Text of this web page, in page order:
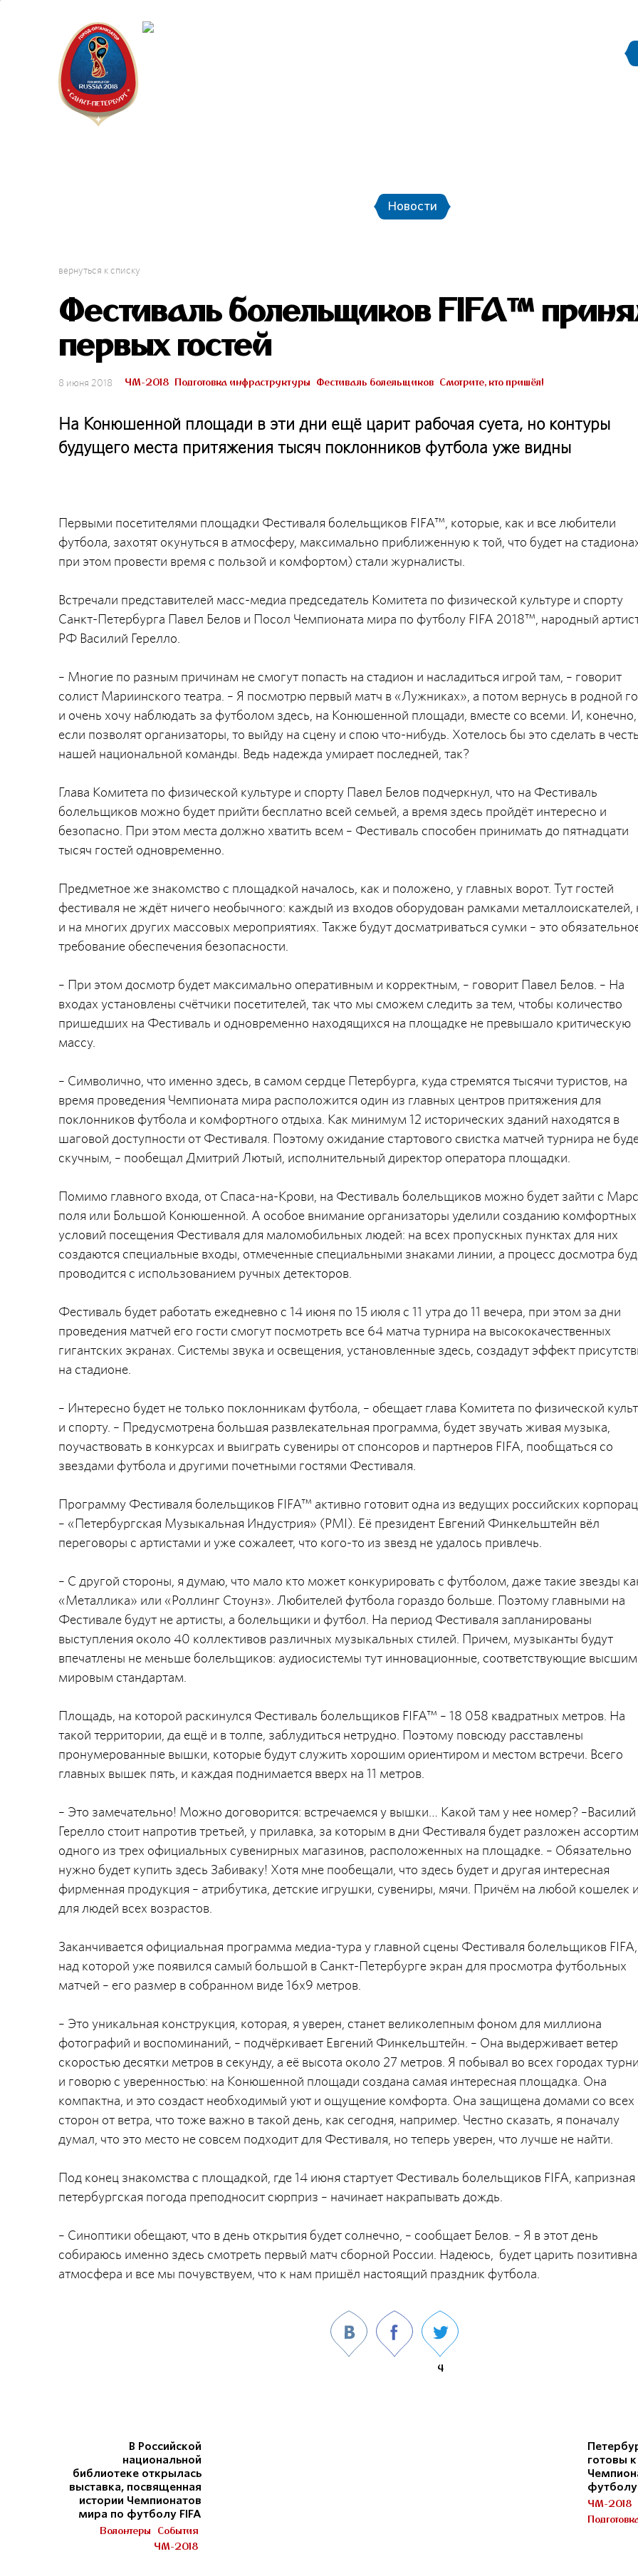
Новости
вернуться к списку
Фестиваль болельщиков FIFA™
первых гостей
8 июня 2018 ЧМ-2018 Подготовка инфраструктуры Фестиваль болельщиков Смотрите, кто пришёл!
На Конюшенной площади в эти дни ещё царит рабочая суета, но контуры
будущего места притяжения тысяч поклонников футбола уже видны
Первыми посетителями площадки Фестиваля болельщиков FIFA™, которые, как и все любители
футбола, захотят окунуться в атмосферу, максимально приближенную к той, что будет на
при этом провести время с пользой и комфортом) стали журналисты.
Встречали представителей масс-медиа председатель Комитета по физической культуре и спорту
Санкт-Петербурга Павел Белов и Посол Чемпионата мира по футболу FIFA 2018™, народный
РФ Василий Герелло.
– Многие по разным причинам не смогут попасть на стадион и насладиться игрой там, – говорит
солист Мариинского театра. – Я посмотрю первый матч в «Лужниках», а потом вернусь в родной
и очень хочу наблюдать за футболом здесь, на Конюшенной площади, вместе со всеми. И, конечно,
если позволят организаторы, то выйду на сцену и спою что-нибудь. Хотелось бы это сделать в
нашей национальной команды. Ведь надежда умирает последней, так?
Глава Комитета по физической культуре и спорту Павел Белов подчеркнул, что на Фестиваль
болельщиков можно будет прийти бесплатно всей семьей, а время здесь пройдёт интересно и
безопасно. При этом места должно хватить всем – Фестиваль способен принимать до пятнадцати
тысяч гостей одновременно.
Предметное же знакомство с площадкой началось, как и положено, у главных ворот. Тут гостей
фестиваля не ждёт ничего необычного: каждый из входов оборудован рамками металлоискателей,
и на многих других массовых мероприятиях. Также будут досматриваться сумки – это
требование обеспечения безопасности.
– При этом досмотр будет максимально оперативным и корректным, – говорит Павел Белов. – На
входах установлены счётчики посетителей, так что мы сможем следить за тем, чтобы количество
пришедших на Фестиваль и одновременно находящихся на площадке не превышало критическую
массу.
– Символично, что именно здесь, в самом сердце Петербурга, куда стремятся тысячи туристов, на
время проведения Чемпионата мира расположится один из главных центров притяжения для
поклонников футбола и комфортного отдыха. Как минимум 12 исторических зданий находятся в
шаговой доступности от Фестиваля. Поэтому ожидание стартового свистка матчей турнира не
скучным, – пообещал Дмитрий Лютый, исполнительный директор оператора площадки.
Помимо главного входа, от Спаса-на-Крови, на Фестиваль болельщиков можно будет зайти с
поля или Большой Конюшенной. А особое внимание организаторы уделили созданию комфортных
условий посещения Фестиваля для маломобильных людей: на всех пропускных пунктах для них
создаются специальные входы, отмеченные специальными знаками линии, а процесс досмотра
проводится с использованием ручных детекторов.
Фестиваль будет работать ежедневно с 14 июня по 15 июля с 11 утра до 11 вечера, при этом за дни
проведения матчей его гости смогут посмотреть все 64 матча турнира на высококачественных
гигантских экранах. Системы звука и освещения, установленные здесь, создадут эффект
на стадионе.
– Интересно будет не только поклонникам футбола, – обещает глава Комитета по физической
и спорту. – Предусмотрена большая развлекательная программа, будет звучать живая музыка,
поучаствовать в конкурсах и выиграть сувениры от спонсоров и партнеров FIFA, пообщаться со
звездами футбола и другими почетными гостями Фестиваля.
Программу Фестиваля болельщиков FIFA™ активно готовит одна из ведущих российских
– «Петербургская Музыкальная Индустрия» (PMI). Её президент Евгений Финкельштейн вёл
переговоры с артистами и уже сожалеет, что кого-то из звезд не удалось привлечь.
– С другой стороны, я думаю, что мало кто может конкурировать с футболом, даже такие звезды
«Металлика» или «Роллинг Стоунз». Любителей футбола гораздо больше. Поэтому главными на
Фестивале будут не артисты, а болельщики и футбол. На период Фестиваля запланированы
выступления около 40 коллективов различных музыкальных стилей. Причем, музыканты будут
впечатлены не меньше болельщиков: аудиосистемы тут инновационные, соответствующие высшим
мировым стандартам.
Площадь, на которой раскинулся Фестиваль болельщиков FIFA™ – 18 058 квадратных метров. На
такой территории, да ещё и в толпе, заблудиться нетрудно. Поэтому повсюду расставлены
пронумерованные вышки, которые будут служить хорошим ориентиром и местом встречи. Всего
главных вышек пять, и каждая поднимается вверх на 11 метров.
– Это замечательно! Можно договорится: встречаемся у вышки… Какой там у нее номер? –Василий
Герелло стоит напротив третьей, у прилавка, за которым в дни Фестиваля будет разложен
одного из трех официальных сувенирных магазинов, расположенных на площадке. – Обязательно
нужно будет купить здесь Забиваку! Хотя мне пообещали, что здесь будет и другая интересная
фирменная продукция – атрибутика, детские игрушки, сувениры, мячи. Причём на любой кошелек
для людей всех возрастов.
Заканчивается официальная программа медиа-тура у главной сцены Фестиваля болельщиков FIFA,
над которой уже появился самый большой в Санкт-Петербурге экран для просмотра футбольных
матчей – его размер в собранном виде 16х9 метров.
– Это уникальная конструкция, которая, я уверен, станет великолепным фоном для миллиона
фотографий и воспоминаний, – подчёркивает Евгений Финкельштейн. – Она выдерживает ветер
скоростью десятки метров в секунду, а её высота около 27 метров. Я побывал во всех городах
и говорю с уверенностью: на Конюшенной площади создана самая интересная площадка. Она
компактна, и это создаст необходимый уют и ощущение комфорта. Она защищена домами со всех
сторон от ветра, что тоже важно в такой день, как сегодня, например. Честно сказать, я поначалу
думал, что это место не совсем подходит для Фестиваля, но теперь уверен, что лучше не найти.
Под конец знакомства с площадкой, где 14 июня стартует Фестиваль болельщиков FIFA, капризная
петербургская погода преподносит сюрприз – начинает накрапывать дождь.
– Синоптики обещают, что в день открытия будет солнечно, – сообщает Белов. – Я в этот день
собираюсь именно здесь смотреть первый матч сборной России. Надеюсь, будет царить
атмосфера и все мы почувствуем, что к нам пришёл настоящий праздник футбола.
4
В Российской
национальной
библиотеке открылась
выставка, посвященная
истории Чемпионатов
мира по футболу FIFA
Волонтеры
События
ЧМ-2018
готовы
футболу
ЧМ-2018